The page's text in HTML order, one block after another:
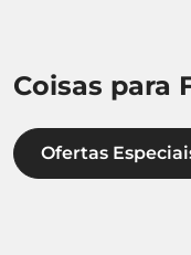
Coisas para
Ofertas